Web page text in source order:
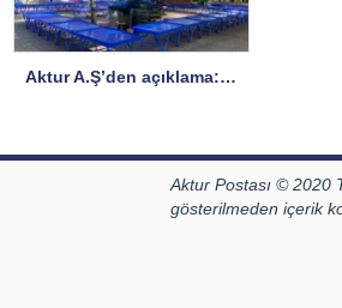
Aktur A.Ş’den açıklama: İddialar ve Gerçekler
Aktur Postası © 2020
gösterilmeden içerik